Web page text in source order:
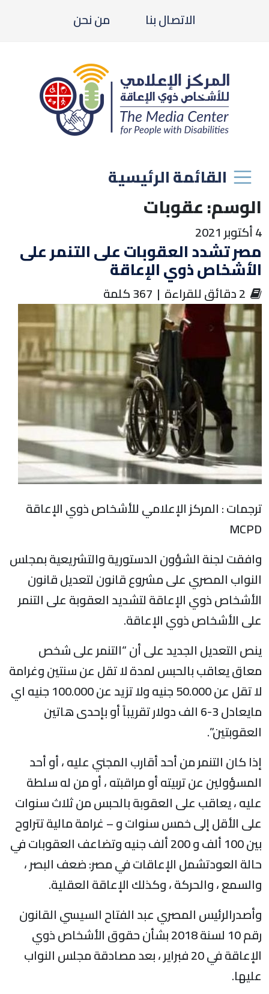
الاتصال بنا من نحن
القائمة الرئيسية
الوسم:عقوبات
4 أكتوبر 2021
مصر تشدد العقوبات على التنمر على
الأشخاص ذوي الإعاقة
ترجمات : المركز الإعلامي للأشخاص ذوي الإعاقة
MCPD
وافقت لجنة الشؤون الدستورية والتشريعية بمجلس
النواب المصري على مشروع قانون لتعديل قانون
الأشخاص ذوي الإعاقة لتشديد العقوبة على التنمر
على الأشخاص ذوي الإعاقة.
ينص التعديل الجديد على أن “التنمر على شخص
معاق يعاقب بالحبس لمدة لا تقل عن سنتين وغرامة
لا تقل عن 50.000 جنيه ولا تزيد عن 100.000 جنيه اي
مايعادل 3-6 الف دولار تقريباً أو بإحدى هاتين
العقوبتين”.
إذا كان التنمر من أحد أقارب المجني عليه ، أو أحد
المسؤولين عن تربيته أو مراقبته ، أو من له سلطة
عليه ، يعاقب على العقوبة بالحبس من ثلاث سنوات
على الأقل إلى خمس سنوات و – غرامة مالية تتراوح
بين 100 ألف و 200 ألف جنيه وتضاعف العقوبات في
حالة العودتشمل الإعاقات في مصر: ضعف البصر ،
والسمع ، والحركة ، وكذلك الإعاقة العقلية.
وأصدرالرئيس المصري عبد الفتاح السيسي القانون
رقم 10 لسنة 2018 بشأن حقوق الأشخاص ذوي
الإعاقة في 20 فبراير ، بعد مصادقة مجلس النواب
عليها.